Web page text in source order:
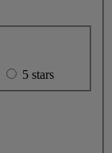
5 stars